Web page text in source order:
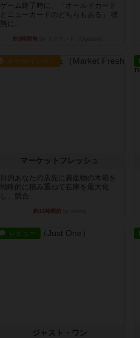
ゲーム終了時に、「オールドカード
とニューカードのどちらもある」 状
態に...
約3時間前
ルール/インスト
マーケットフレッシュ
目的あなたの店先に農産物の木箱を
戦略的に積み重ねて在庫を最大化
し、競合...
約11時間前
レビュー
ジャスト・ワン